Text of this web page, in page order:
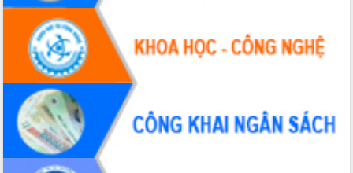
Nâng cao hiệu lực, hiệu quả HĐND
tỉnh thông qua hiện đại hóa hành chính
Xã Ea Phê gắn cải cách hành chính với
chuyển đổi số
Phó Chủ tịch Thường trực UBND tỉnh
Hồ Thị Nguyên Thảo làm việc tại Trung
tâm Phục vụ hành chính công xã Ea
Phê
Xây dựng nền hành chính số đồng
hành cùng nông dân dân, doanh nghiệp